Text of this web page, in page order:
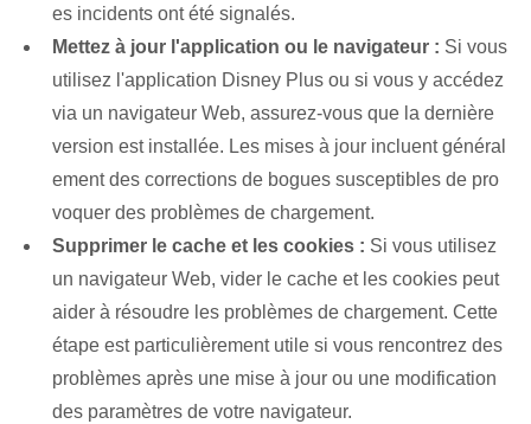
es incidents ont été signalés.
Mettez à jour l'application ou le navigateur : Si vous
utilisez l'application Disney Plus ou si vous y accédez
via un navigateur Web, assurez-vous que la dernière
version est installée. Les mises à jour incluent général
ement des corrections de bogues susceptibles de pro
voquer des problèmes de chargement.
Supprimer le cache et les cookies : Si vous utilisez
un navigateur Web, vider le cache et les cookies peut
aider à résoudre les problèmes de chargement. Cette
étape est particulièrement utile si vous rencontrez des
problèmes après une mise à jour ou une modification
des paramètres de votre navigateur.